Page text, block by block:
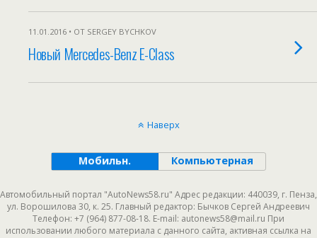
11.01.2016 • ОТ SERGEY BYCHKOV
Новый Mercedes-Benz E-Class
Наверх
Мобильн. Компьютерная
Автомобильный портал "AutoNews58.ru" Адрес редакции: 440039, г. Пенза,
ул. Ворошилова 30, к. 25. Главный редактор: Бычков Сергей Андреевич
Телефон: +7 (964) 877-08-18. E-mail: autonews58@mail.ru При
использовании любого материала с данного сайта, активная ссылка на